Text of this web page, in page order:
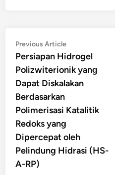
Navigasi
pos
Previous ArticlePrevious
article:
Persiapan Hidrogel
Polizwiterionik yang
Dapat Diskalakan
Berdasarkan
Polimerisasi Katalitik
Redoks yang
Dipercepat oleh
Pelindung Hidrasi (HS-
A-RP)